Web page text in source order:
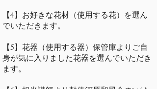
【4】お好きな花材（使用する花）を選ん
でいただきます。
【5】花器（使用する器）保管庫よりご自
身が気に入りました花器を選んでいただき
ます。